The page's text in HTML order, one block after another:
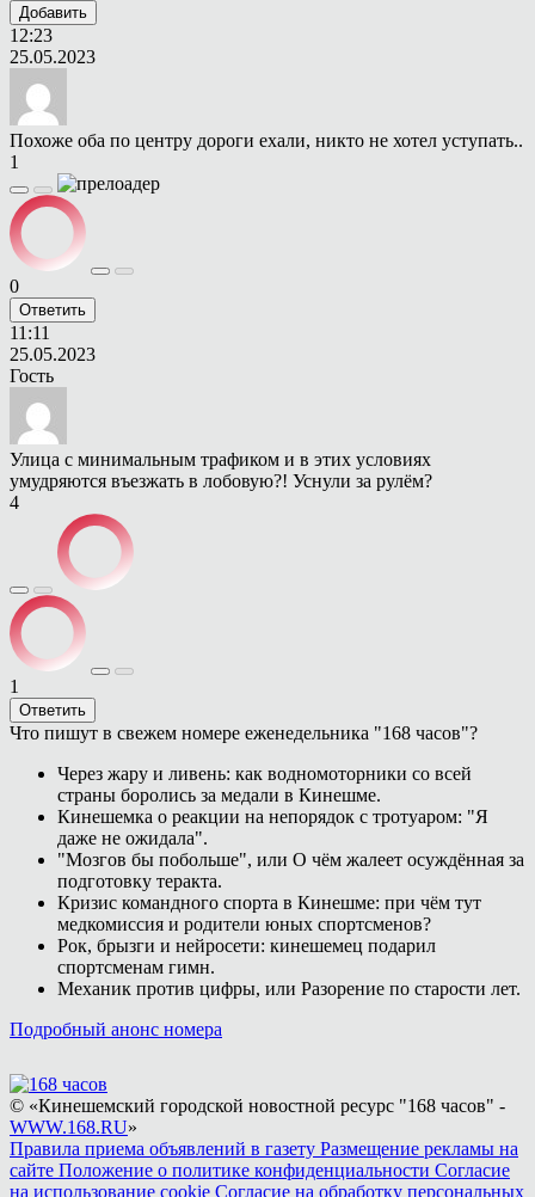
Добавить
12:23
25.05.2023
Похоже оба по центру дороги ехали, никто не хотел уступать..
1
0
Ответить
11:11
25.05.2023
Гость
Улица с минимальным трафиком и в этих условиях
умудряются въезжать в лобовую?! Уснули за рулём?
4
1
Ответить
Что пишут в свежем номере еженедельника "168 часов"?
Через жару и ливень: как водномоторники со всей
страны боролись за медали в Кинешме.
Кинешемка о реакции на непорядок с тротуаром: "Я
даже не ожидала".
"Мозгов бы побольше", или О чём жалеет осуждённая за
подготовку теракта.
Кризис командного спорта в Кинешме: при чём тут
медкомиссия и родители юных спортсменов?
Рок, брызги и нейросети: кинешемец подарил
спортсменам гимн.
Механик против цифры, или Разорение по старости лет.
Подробный анонс номера
© «Кинешемский городской новостной ресурс "168 часов" -
WWW.168.RU»
Правила приема объявлений в газету Размещение рекламы на
сайте Положение о политике конфиденциальности Согласие
на использование cookie Согласие на обработку персональных